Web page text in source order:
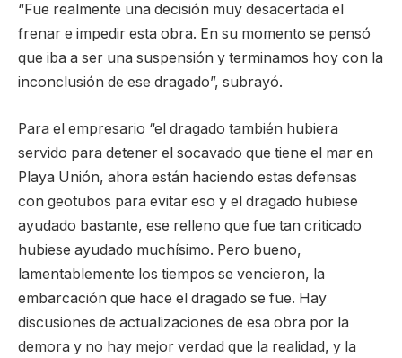
“Fue realmente una decisión muy desacertada el
frenar e impedir esta obra. En su momento se pensó
que iba a ser una suspensión y terminamos hoy con la
inconclusión de ese dragado”, subrayó.
Para el empresario “el dragado también hubiera
servido para detener el socavado que tiene el mar en
Playa Unión, ahora están haciendo estas defensas
con geotubos para evitar eso y el dragado hubiese
ayudado bastante, ese relleno que fue tan criticado
hubiese ayudado muchísimo. Pero bueno,
lamentablemente los tiempos se vencieron, la
embarcación que hace el dragado se fue. Hay
discusiones de actualizaciones de esa obra por la
demora y no hay mejor verdad que la realidad, y la